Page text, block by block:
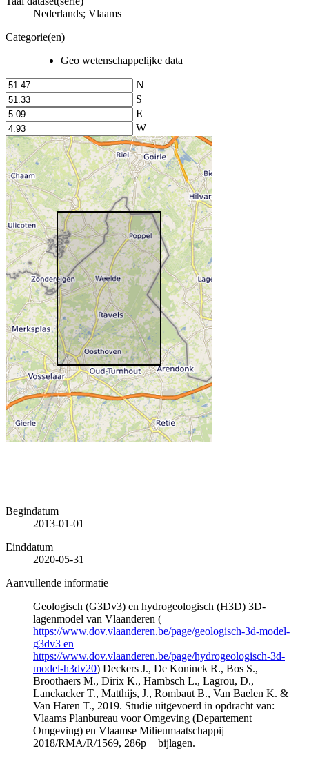
Nederlands; Vlaams
Categorie(en)
Geo wetenschappelijke data
N
S
E
W
Begindatum
2013-01-01
Einddatum
2020-05-31
Aanvullende informatie
Geologisch (G3Dv3) en hydrogeologisch (H3D) 3D-
lagenmodel van Vlaanderen (
https://www.dov.vlaanderen.be/page/geologisch-3d-model-
g3dv3 en
https://www.dov.vlaanderen.be/page/hydrogeologisch-3d-
model-h3dv20) Deckers J., De Koninck R., Bos S.,
Broothaers M., Dirix K., Hambsch L., Lagrou, D.,
Lanckacker T., Matthijs, J., Rombaut B., Van Baelen K. &
Van Haren T., 2019. Studie uitgevoerd in opdracht van:
Vlaams Planbureau voor Omgeving (Departement
Omgeving) en Vlaamse Milieumaatschappij
2018/RMA/R/1569, 286p + bijlagen.